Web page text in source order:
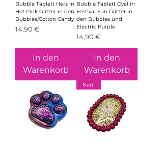
Bubble Tablett Herz in
Hot Pink Glitzer in den
Bubbles/Cotton Candy
Preis
14,90 €
In den
Warenkorb
Bubble Tablett Oval in
Festival Fun Glitzer in
den Bubbles und
Electric Purple
Preis
14,90 €
In den
Warenkorb
Neu!